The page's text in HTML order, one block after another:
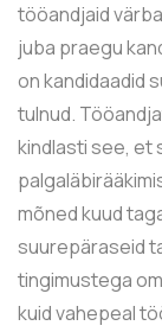
tööandjaid
juba praegu
on kandidaadid
tulnud.
kindlasti see, et
mõned kuud
suurepäraseid
tingimustega
kuid vahepeal